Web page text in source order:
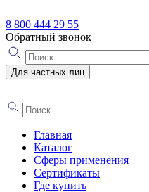
8 800 444 29 55
Обратный звонок
Для частных лиц
Главная
Каталог
Сферы применения
Сертификаты
Где купить